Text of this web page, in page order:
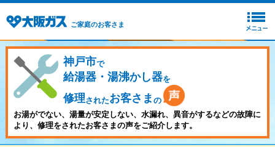
ご家庭のお客さま
神戸市で
給湯器・湯沸かし器を
修理されたお客さま の
お湯がでない、湯量が安定しない、水漏れ、異音がするなどの故障に
より、修理をされたお客さまの声をご紹介します。